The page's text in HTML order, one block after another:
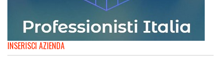
INSERISCI AZIENDA